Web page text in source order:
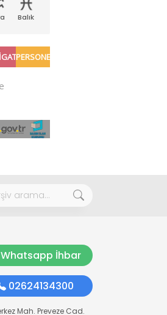
Balık
Whatsapp İhbar
02624134300
Mah. Preveze Cad.